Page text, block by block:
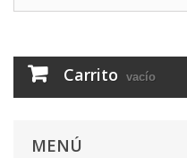
Carrito vacío
MENÚ